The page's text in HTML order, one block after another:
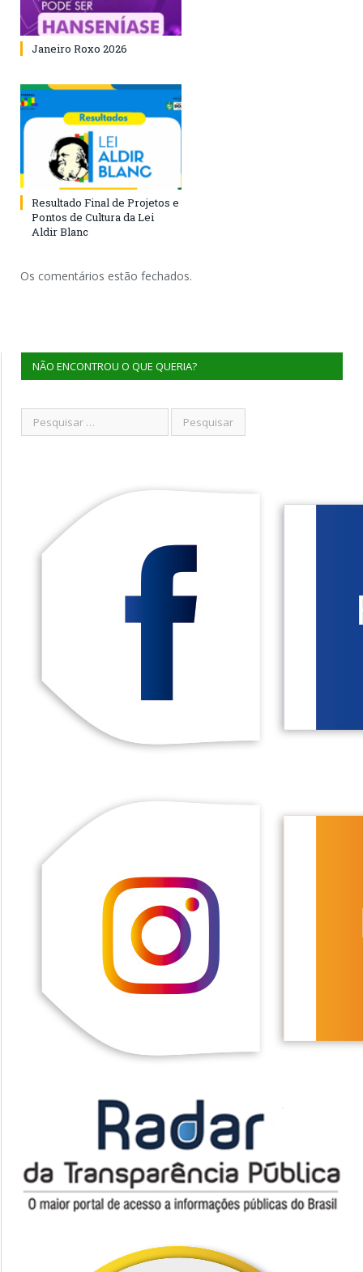
Janeiro Roxo 2026
Resultado Final de Projetos e
Pontos de Cultura da Lei
Aldir Blanc
Os comentários estão fechados.
NÃO ENCONTROU O QUE QUERIA?